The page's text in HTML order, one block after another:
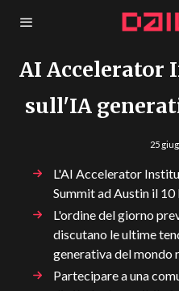
AI Accelerator
sull'IA
25
L'AI Accelerator
Summit ad Austin il
L'ordine del giorno
discutano le ultime
generativa del mondo
Partecipare a una